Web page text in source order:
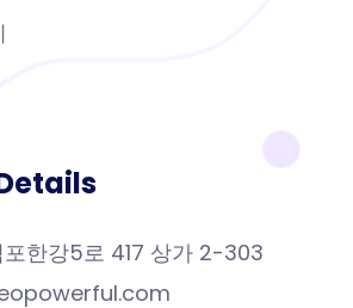
포한강5로 417 상가 2-303